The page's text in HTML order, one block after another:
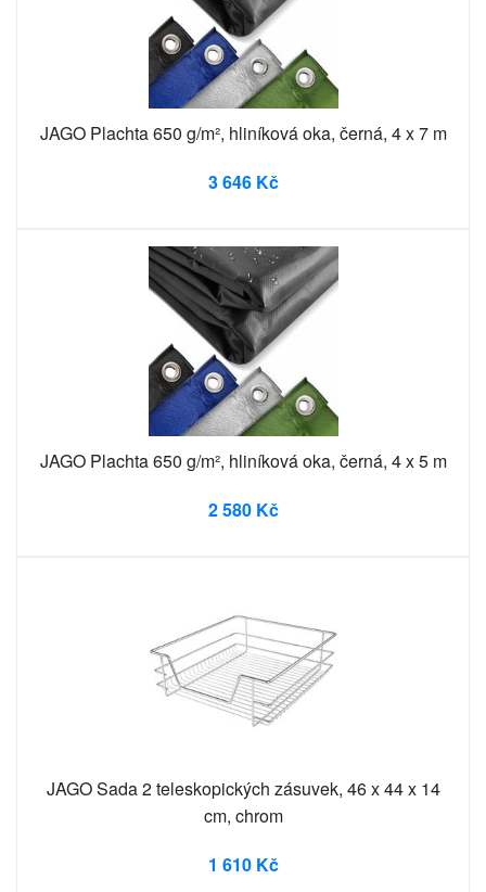
JAGO Plachta 650 g/m², hliníková oka, černá, 4 x 7 m
3 646 Kč
JAGO Plachta 650 g/m², hliníková oka, černá, 4 x 5 m
2 580 Kč
JAGO Sada 2 teleskopických zásuvek, 46 x 44 x 14
cm, chrom
1 610 Kč